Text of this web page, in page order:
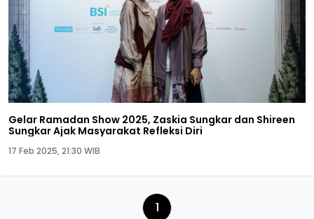
Gelar Ramadan Show 2025, Zaskia Sungkar dan Shireen
Sungkar Ajak Masyarakat Refleksi Diri
17 Feb 2025, 21:30 WIB
1